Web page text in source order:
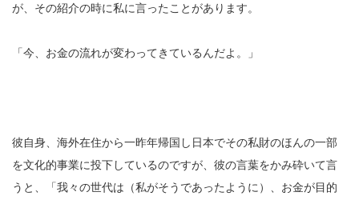
が、その紹介の時に私に言ったことがあります。
「今、お金の流れが変わってきているんだよ。」
彼自身、海外在住から一昨年帰国し日本でその私財のほんの一部
を文化的事業に投下しているのですが、彼の言葉をかみ砕いて言
うと、「我々の世代は（私がそうであったように）、お金が目的